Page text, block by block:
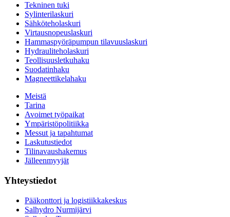
Tekninen tuki
Sylinterilaskuri
Sähköteholaskuri
Virtausnopeuslaskuri
Hammaspyöräpumpun tilavuuslaskuri
Hydrauliteholaskuri
Teollisuusletkuhaku
Suodatinhaku
Magneettikelahaku
Meistä
Tarina
Avoimet työpaikat
Ympäristöpolitiikka
Messut ja tapahtumat
Laskutustiedot
Tilinavaushakemus
Jälleenmyyjät
Yhteystiedot
Pääkonttori ja logistiikkakeskus
Salhydro Nurmijärvi